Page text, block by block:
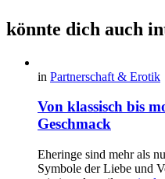
könnte dich auch
in Partnerschaft & Erotik
Von klassisch bis
Geschmack
Eheringe sind mehr als
Symbole der Liebe und